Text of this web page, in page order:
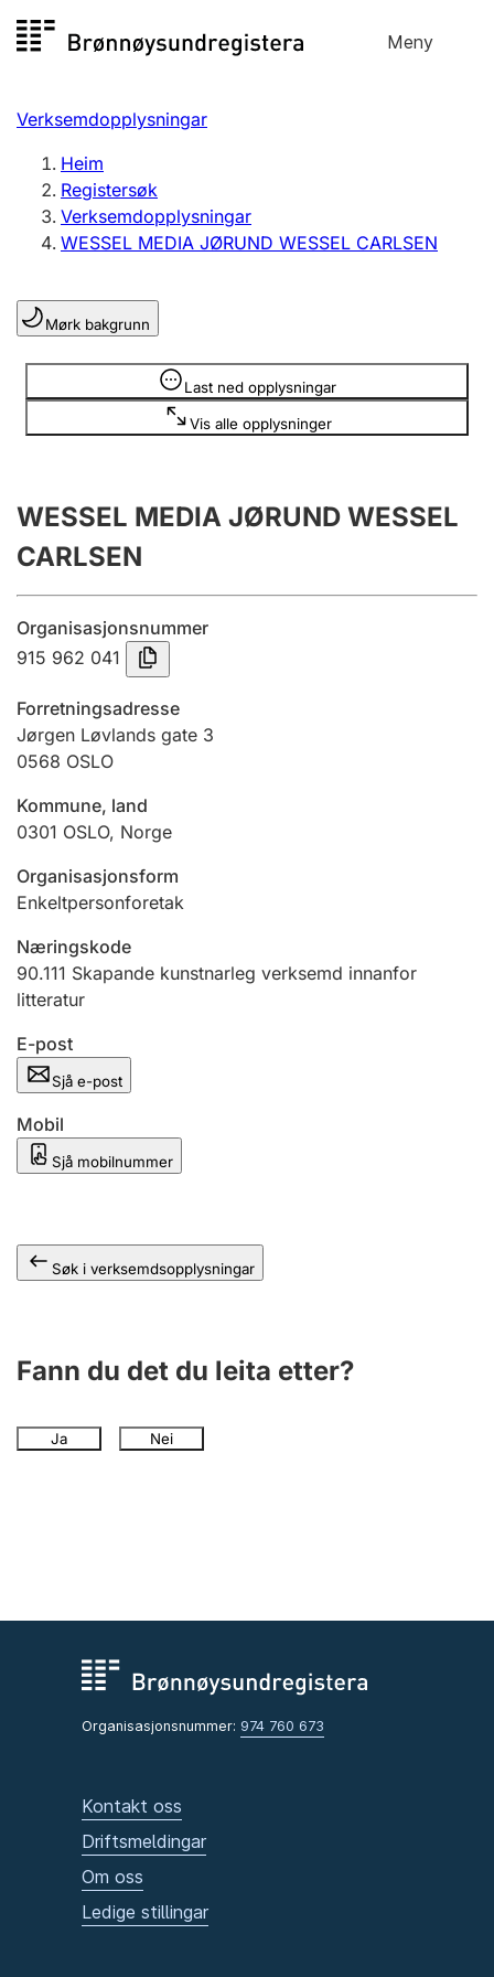
til
Meny
Registersøk
Aksjeselskap
Enkeltpersonføretak
Registrere, endre, slette
Lag og foreining
Registrere, endre, slette
Årsrekneskap
Innsending og forseinkingsgebyr
Tinglysing
Jeger
Betaling og jegeravgiftskort
Ektepaktrettleiaren
Andre tema
Verksemdopplysningar
Heim
Registersøk
Verksemdopplysningar
WESSEL MEDIA JØRUND WESSEL CARLSEN
Mørk bakgrunn
Last ned opplysningar
Vis alle opplysninger
Opplysninger er skjult
WESSEL MEDIA JØRUND WESSEL
CARLSEN
Organisasjonsnummer
915 962 041
Forretningsadresse
Jørgen Løvlands gate 3
0568 OSLO
Kommune, land
0301 OSLO, Norge
Organisasjonsform
Enkeltpersonforetak
Næringskode
90.111 Skapande kunstnarleg verksemd innanfor
litteratur
E-post
Sjå e-post
Mobil
Sjå mobilnummer
Søk i verksemdsopplysningar
Fann du det du leita etter?
Ja Nei
Organisasjonsnummer: 974 760 673
Kontakt oss
Driftsmeldingar
Om oss
Ledige stillingar